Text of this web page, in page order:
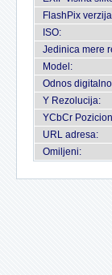
FlashPix
ISO:
Jedinica mere
Model:
Odnos
Y Rezolucija:
YCbCr
URL adresa:
Omiljeni: